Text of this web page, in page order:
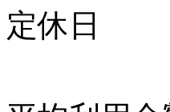
定休日